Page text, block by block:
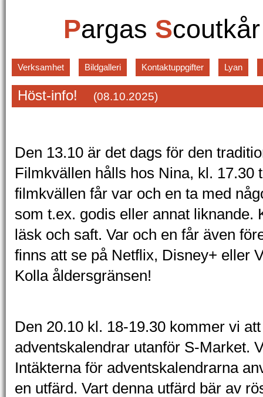
Pargas S
Verksamhet Bildgalleri Kontaktuppgifter Lyan
Höst-info! (08.10.2025)
Den 13.10 är det dags för den
Filmkvällen hålls hos Nina, kl. 17.30
filmkvällen får var och en ta med
som t.ex. godis eller annat liknande.
läsk och saft. Var och en får även
finns att se på Netflix, Disney+ eller
Kolla åldersgränsen!
Den 20.10 kl. 18-19.30 kommer vi
adventskalendrar utanför S-Market.
Intäkterna för adventskalendrarna
en utfärd. Vart denna utfärd bär av